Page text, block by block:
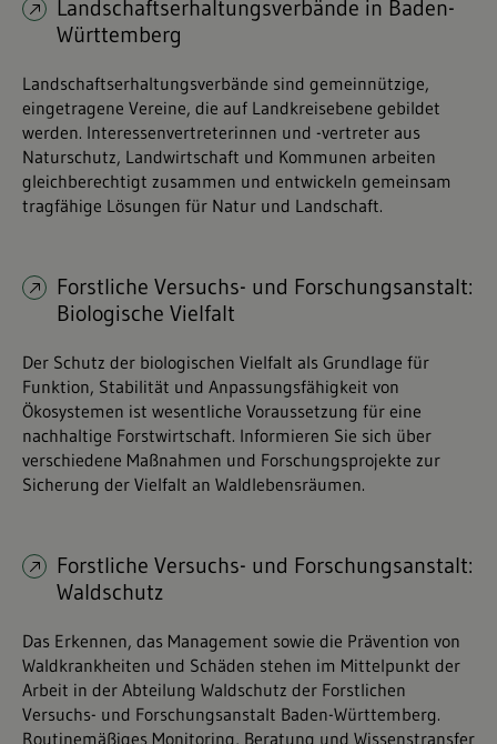
Landschaftserhaltungsverbände in Baden-
Württemberg
Landschaftserhaltungsverbände sind gemeinnützige,
eingetragene Vereine, die auf Landkreisebene gebildet
werden. Interessenvertreterinnen und -vertreter aus
Naturschutz, Landwirtschaft und Kommunen arbeiten
gleichberechtigt zusammen und entwickeln gemeinsam
tragfähige Lösungen für Natur und Landschaft.
Forstliche Versuchs- und Forschungsanstalt:
Biologische Vielfalt
Der Schutz der biologischen Vielfalt als Grundlage für
Funktion, Stabilität und Anpassungsfähigkeit von
Ökosystemen ist wesentliche Voraussetzung für eine
nachhaltige Forstwirtschaft. Informieren Sie sich über
verschiedene Maßnahmen und Forschungsprojekte zur
Sicherung der Vielfalt an Waldlebensräumen.
Forstliche Versuchs- und Forschungsanstalt:
Waldschutz
Das Erkennen, das Management sowie die Prävention von
Waldkrankheiten und Schäden stehen im Mittelpunkt der
Arbeit in der Abteilung Waldschutz der Forstlichen
Versuchs- und Forschungsanstalt Baden-Württemberg.
Routinemäßiges Monitoring, Beratung und Wissenstransfer